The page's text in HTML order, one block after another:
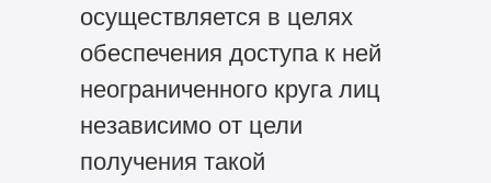
осуществляется в целях
обеспечения доступа к ней
неограниченного круга лиц
независимо от цели
получения такой